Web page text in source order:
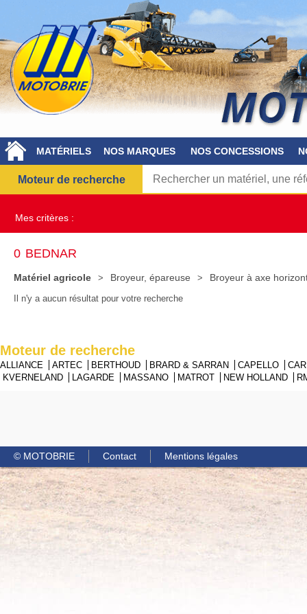
MATÉRIELS NOS MARQUES NOS CONCESSIONS
Moteur de recherche
Mes critères :
Matériel agricole Broyeur, épareuse Broyeur à axe
0 BEDNAR
Il n'y a aucun résultat pour votre recherche
Moteur de recherche
ALLIANCE ARTEC BERTHOUD BRARD & SARRAN CAPELLO
KVERNELAND
LAGARDE MASSANO MATROT NEW HOLLAND
© MOTOBRIE Contact Mentions légales